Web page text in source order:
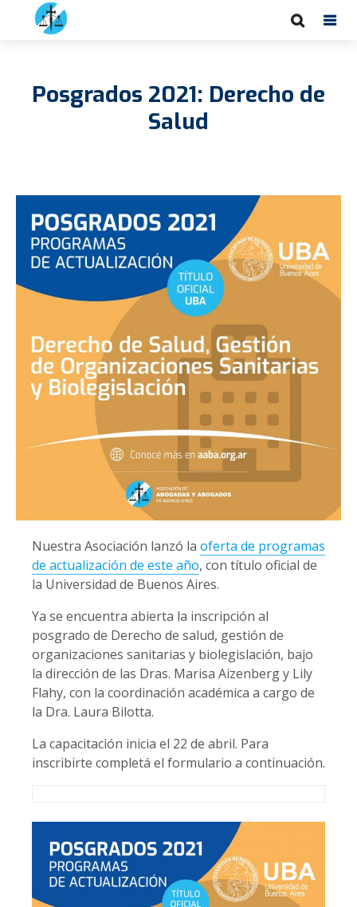
Posgrados 2021: Derecho de
Salud
Nuestra Asociación lanzó la oferta de programas
de actualización de este año, con título oficial de
la Universidad de Buenos Aires.
Ya se encuentra abierta la inscripción al
posgrado de Derecho de salud, gestión de
organizaciones sanitarias y biolegislación, bajo
la dirección de las Dras. Marisa Aizenberg y Lily
Flahy, con la coordinación académica a cargo de
la Dra. Laura Bilotta.
La capacitación inicia el 22 de abril. Para
inscribirte completá el formulario a continuación.